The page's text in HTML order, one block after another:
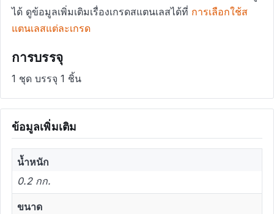
ได้ ดูข้อมูลเพิ่มเติมเรื่องเกรดสแตนเลสได้ที่ การเลือกใช้ส
แตนเลสแต่ละเกรด
การบรรจุ
1 ชุด บรรจุ 1 ชิ้น
ข้อมูลเพิ่มเติม
น้ำหนัก
0.2 กก.
ขนาด